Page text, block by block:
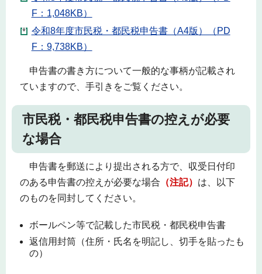
F：1,048KB）
令和8年度市民税・都民税申告書（A4版）（PD
F：9,738KB）
申告書の書き方について一般的な事柄が記載され
ていますので、手引きをご覧ください。
市民税・都民税申告書の控えが必要
な場合
申告書を郵送により提出される方で、収受日付印
のある申告書の控えが必要な場合 （注記） は、以下
のものを同封してください。
ボールペン等で記載した市民税・都民税申告書
返信用封筒（住所・氏名を明記し、切手を貼ったも
の）